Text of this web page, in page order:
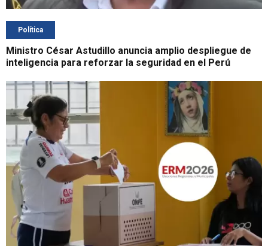
Política
Ministro César Astudillo anuncia amplio despliegue de
inteligencia para reforzar la seguridad en el Perú